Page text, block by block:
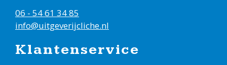
06 - 54 61 34 85
info@uitgeverijcliche.nl
Klantenservice